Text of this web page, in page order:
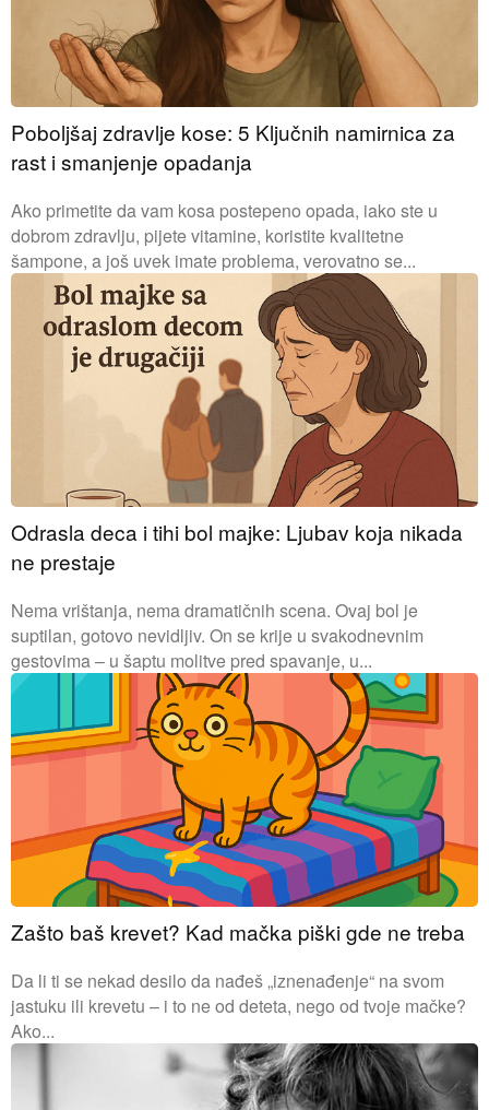
Poboljšaj zdravlje kose: 5 Ključnih namirnica za
rast i smanjenje opadanja
Ako primetite da vam kosa postepeno opada, iako ste u
dobrom zdravlju, pijete vitamine, koristite kvalitetne
šampone, a još uvek imate problema, verovatno se...
Odrasla deca i tihi bol majke: Ljubav koja nikada
ne prestaje
Nema vrištanja, nema dramatičnih scena. Ovaj bol je
suptilan, gotovo nevidljiv. On se krije u svakodnevnim
gestovima – u šaptu molitve pred spavanje, u...
Zašto baš krevet? Kad mačka piški gde ne treba
Da li ti se nekad desilo da nađeš „iznenađenje“ na svom
jastuku ili krevetu – i to ne od deteta, nego od tvoje mačke?
Ako...